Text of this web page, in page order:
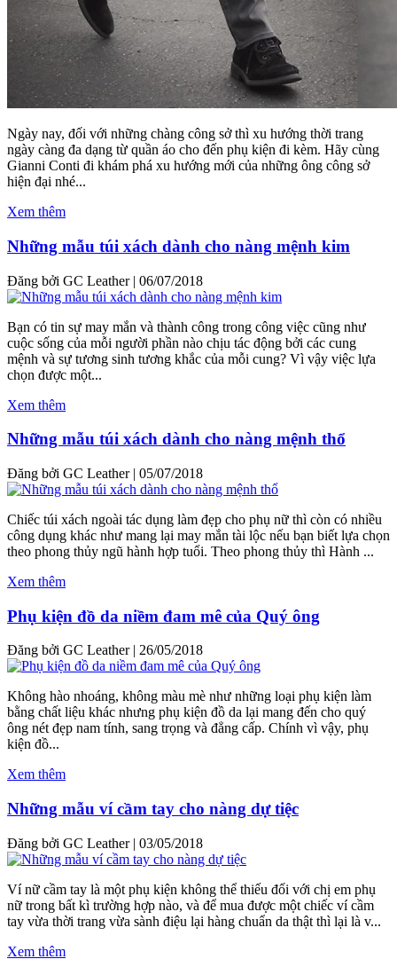
Ngày nay, đối với những chàng công sở thì xu hướng thời trang
ngày càng đa dạng từ quần áo cho đến phụ kiện đi kèm. Hãy cùng
Gianni Conti đi khám phá xu hướng mới của những ông công sở
hiện đại nhé...
Xem thêm
Những mẫu túi xách dành cho nàng mệnh kim
Đăng bởi GC Leather | 06/07/2018
Bạn có tin sự may mắn và thành công trong công việc cũng như
cuộc sống của mỗi người phần nào chịu tác động bởi các cung
mệnh và sự tương sinh tương khắc của mỗi cung? Vì vậy việc lựa
chọn được một...
Xem thêm
Những mẫu túi xách dành cho nàng mệnh thổ
Đăng bởi GC Leather | 05/07/2018
Chiếc túi xách ngoài tác dụng làm đẹp cho phụ nữ thì còn có nhiều
công dụng khác như mang lại may mắn tài lộc nếu bạn biết lựa chọn
theo phong thủy ngũ hành hợp tuổi. Theo phong thủy thì Hành ...
Xem thêm
Phụ kiện đồ da niềm đam mê của Quý ông
Đăng bởi GC Leather 26/05/2018
Không hào nhoáng, không màu mè như những loại phụ kiện làm
bằng chất liệu khác nhưng phụ kiện đồ da lại mang đến cho quý
ông nét đẹp nam tính, sang trọng và đẳng cấp. Chính vì vậy, phụ
kiện đồ...
Xem thêm
Những mẫu ví cầm tay cho nàng dự tiệc
Đăng bởi GC Leather | 03/05/2018
Ví nữ cầm tay là một phụ kiện không thể thiếu đối với chị em phụ
nữ trong bất kì trường hợp nào, và để mua được một chiếc ví cầm
tay vừa thời trang vừa sành điệu lại hàng chuẩn da thật thì lại là v...
Xem thêm